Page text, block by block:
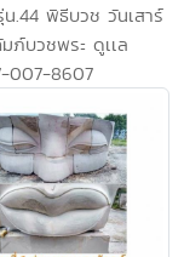
.44 พิธีบวช วันเสาร์
ภ์บวชพระ ดูเเล
007-8607